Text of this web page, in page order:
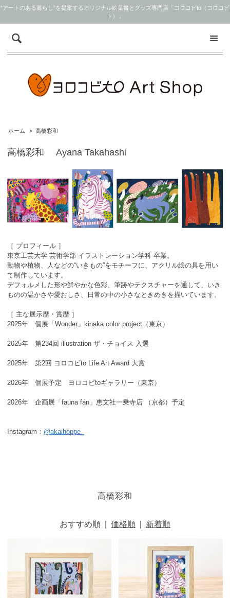
“アートのある暮らし”を提案するオリジナル絵葉書とグッズ専門店「ヨロコビto（ヨロコビ
ト）」
ホーム > 高橋彩和
高橋彩和 Ayana Takahashi
［ プロフィール ］
東京工芸大学 芸術学部 イラストレーション学科 卒業。
動物や植物、人などの“いきもの”をモチーフに、アクリル絵の具を用い
て制作しています。
デフォルメした形や鮮やかな色彩、筆跡やテクスチャーを通して、いき
ものの温かさや愛おしさ、日常の中の小さなときめきを描いています。
［ 主な展示歴・賞歴 ］
2025年 個展「Wonder」kinaka color project（東京）
2025年 第234回 illustration ザ・チョイス 入選
2025年 第2回 ヨロコビto Life Art Award 大賞
2026年 個展予定 ヨロコビtoギャラリー（東京）
2026年 企画展「fauna fan」恵文社一乗寺店 （京都）予定
Instagram： @akaihoppe_
高橋彩和
おすすめ順 価格順 新着順